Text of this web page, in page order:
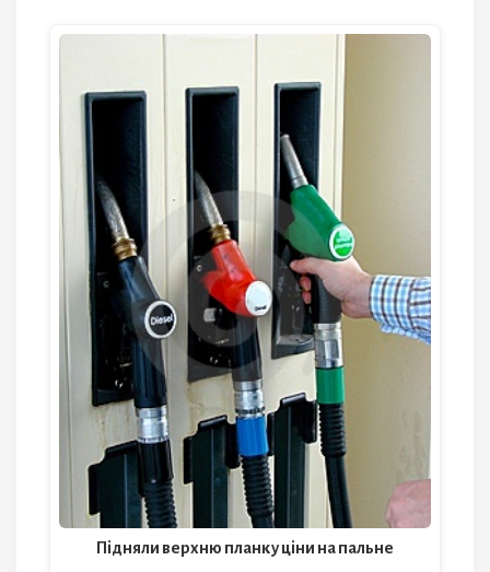
Підняли верхню планку ціни на пальне